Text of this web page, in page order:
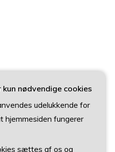
kun nødvendige cookies
udelukkende for
hjemmesiden fungerer
sættes af os og